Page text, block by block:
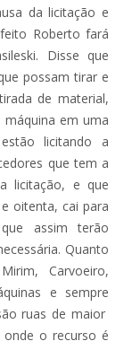
da licitação e
Roberto fará
Disse que
possam tirar e
de material,
em uma
licitando a
que tem a
licitação, e que
oitenta, cai para
assim terão
Quanto
Carvoeiro,
e sempre
ruas de maior
o recurso é